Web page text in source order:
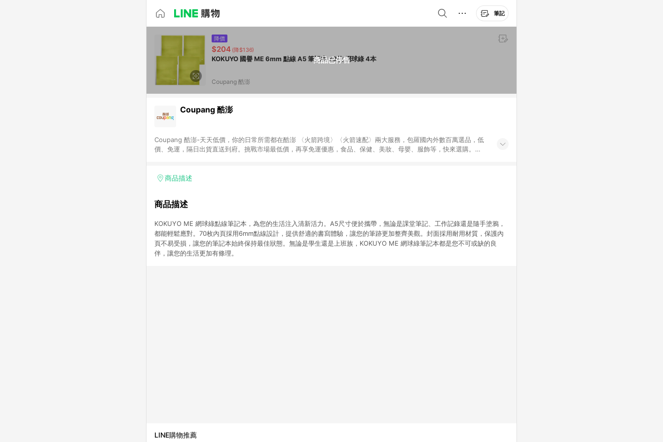
筆記
商品已停售
降價
$204 (降$136)
KOKUYO 國譽 ME 6mm 點線 A5 筆記本 70枚 網球綠 4本
Coupang 酷澎
Coupang 酷澎
Coupang 酷澎-天天低價，你的日常所需都在酷澎 〈火箭跨境〉〈火箭速配〉兩大服務，包羅國內外數百萬選品，低
價、免運，隔日出貨直送到府。挑戰市場最低價，再享免運優惠，食品、保健、美妝、母嬰、服飾等，快來選購。
商品描述
商品描述
KOKUYO ME 網球綠點線筆記本，為您的生活注入清新活力。A5尺寸便於攜帶，無論是課堂筆記、工作記錄還是隨手塗鴉，
都能輕鬆應對。70枚內頁採用6mm點線設計，提供舒適的書寫體驗，讓您的筆跡更加整齊美觀。封面採用耐用材質，保護內
頁不易受損，讓您的筆記本始終保持最佳狀態。無論是學生還是上班族，KOKUYO ME 網球綠筆記本都是您不可或缺的良
伴，讓您的生活更加有條理。
LINE購物推薦